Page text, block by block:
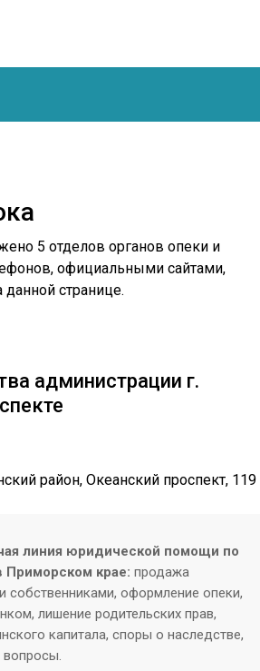
5 отделов органов опеки и
официальными сайтами,
странице.
администрации г.
район, Океанский проспект, 119
линия юридической помощи по
Приморском крае: продажа
оформление опеки,
лишение родительских прав,
капитала, споры о наследстве,
вопросы.